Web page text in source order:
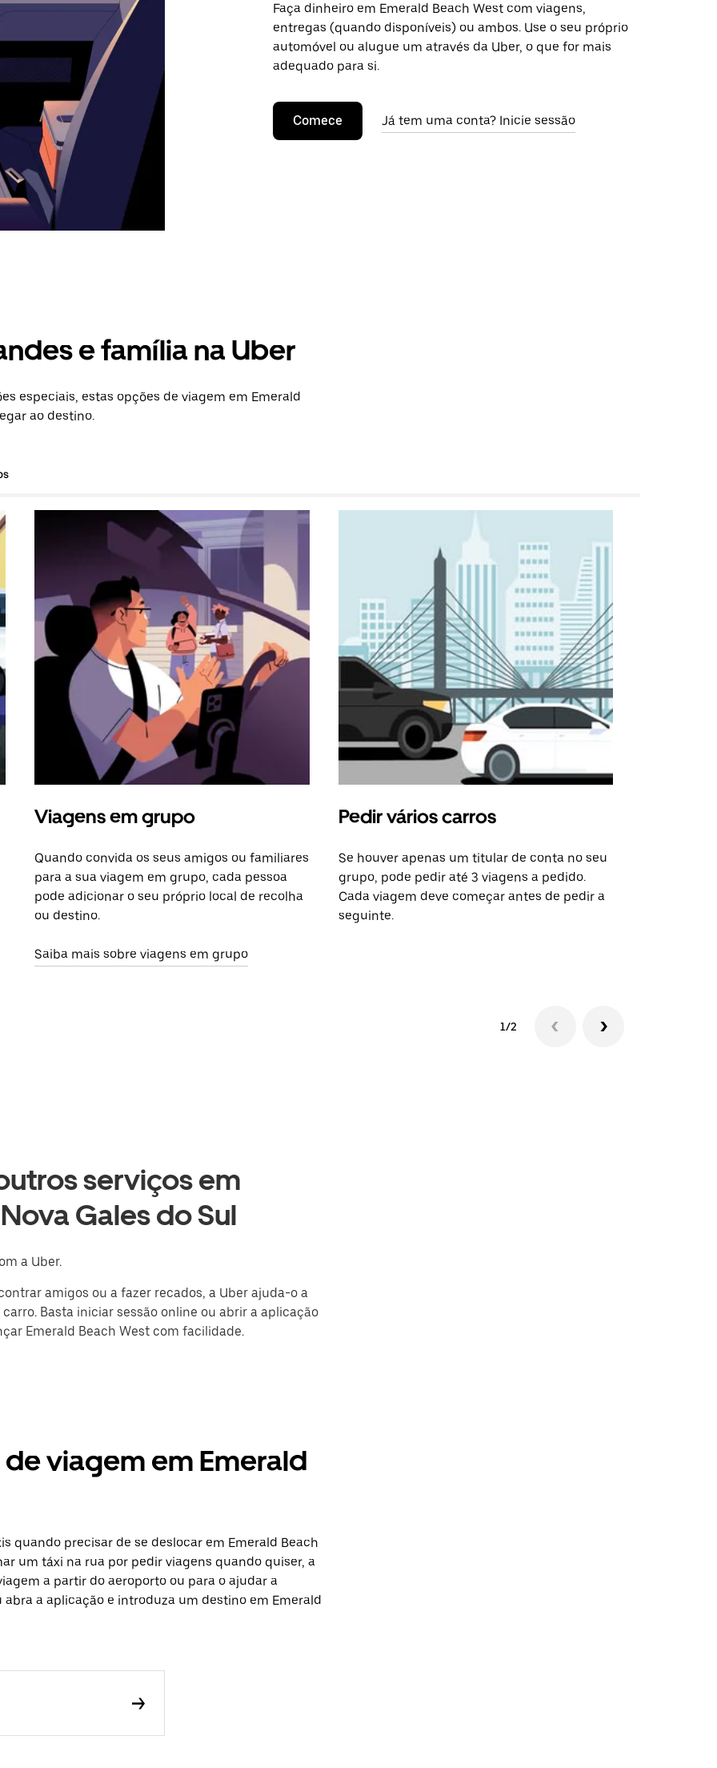
Faça dinheiro em Emerald Beach West com viagens,
entregas (quando disponíveis) ou ambos. Use o seu próprio
automóvel ou alugue um através da Uber, o que for mais
adequado para si.
Comece Já tem uma conta? Inicie sessão
e família na Uber
especiais, estas opções de viagem em Emerald
ao destino.
Viagens em grupo
Quando convida os seus amigos ou familiares
para a sua viagem em grupo, cada pessoa
pode adicionar o seu próprio local de recolha
ou destino.
Saiba mais sobre viagens em grupo
Pedir vários carros
Se houver apenas um titular de conta no seu
grupo, pode pedir até 3 viagens a pedido.
Cada viagem deve começar antes de pedir a
seguinte.
1/2
serviços em
Gales do Sul
a Uber.
amigos ou a fazer recados, a Uber ajuda-o a
Basta iniciar sessão online ou abrir a aplicação
Emerald Beach West com facilidade.
viagem em Emerald
quando precisar de se deslocar em Emerald Beach
um táxi na rua por pedir viagens quando quiser, a
a partir do aeroporto ou para o ajudar a
a aplicação e introduza um destino em Emerald